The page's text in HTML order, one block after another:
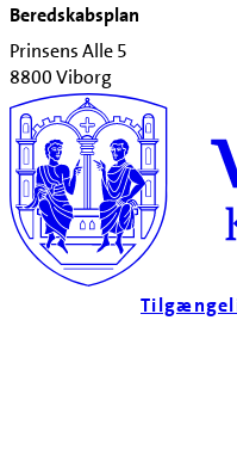
Beredskabsplan
Prinsens Alle 5
8800 Viborg